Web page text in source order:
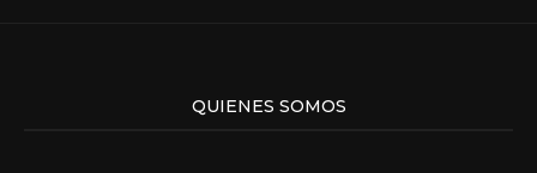
QUIENES SOMOS